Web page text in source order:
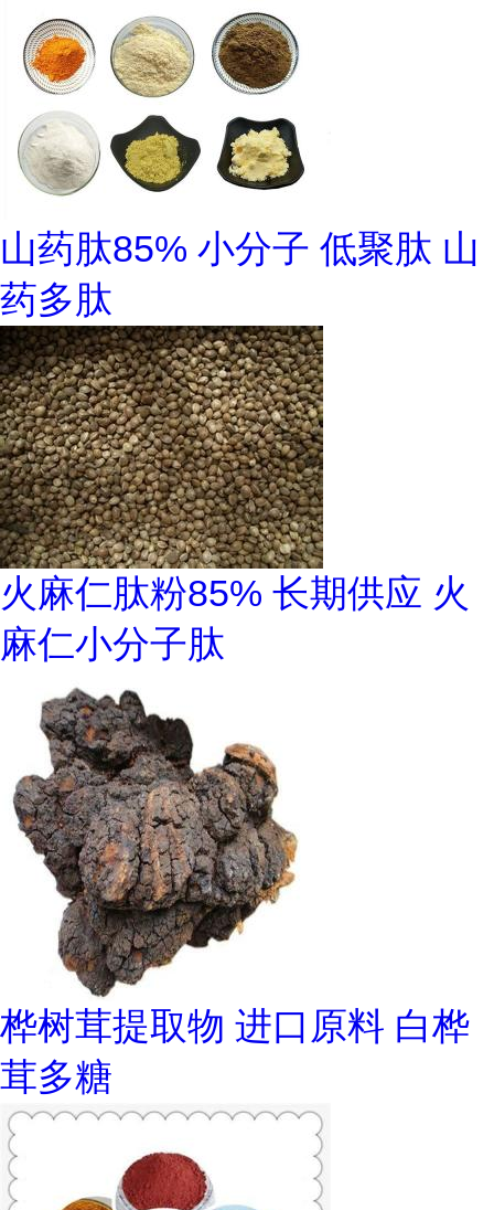
山药肽85% 小分子 低聚肽 山
药多肽
火麻仁肽粉85% 长期供应 火
麻仁小分子肽
桦树茸提取物 进口原料 白桦
茸多糖